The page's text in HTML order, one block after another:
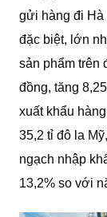
gửi hàng đi Hà
đặc biệt, lớn
sản phẩm trên
đồng, tăng
xuất khẩu
35,2 tỉ đô la
ngạch nhập
13,2% so với